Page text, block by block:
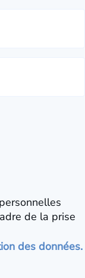
de la prise
des données.